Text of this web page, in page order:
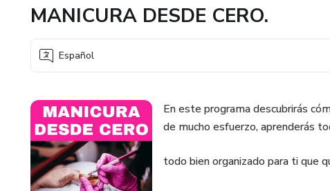
MANICURA DESDE CERO.
Español
En este programa descubrirás
de mucho esfuerzo, aprenderás
todo bien organizado para ti que